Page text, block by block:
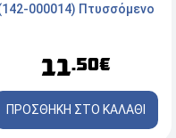
000014) Πτυσσόμενο
11.50€
ΠΡΟΣΘΗΚΗ ΣΤΟ ΚΑΛΑΘΙ